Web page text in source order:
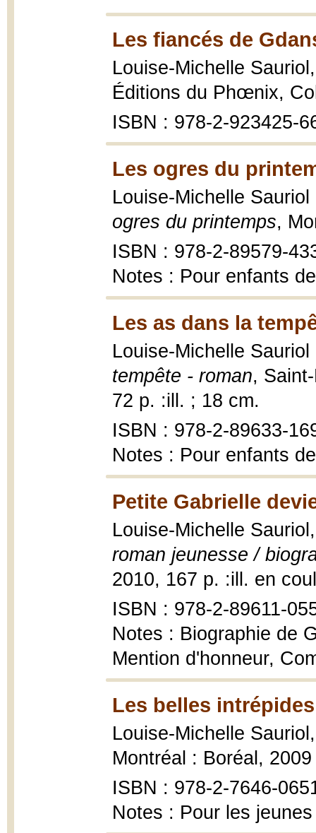
Les fiancés de
Louise-Michelle
Éditions du Phœnix,
ISBN : 978-2-923425-
Les ogres du
Louise-Michelle
ogres du printemps,
ISBN : 978-2-89579-
Notes : Pour enfants
Les as dans la
Louise-Michelle
tempête - roman,
72 p. :ill. ; 18 cm.
ISBN : 978-2-89633-
Notes : Pour enfants
Petite Gabrielle
Louise-Michelle
roman jeunesse /
2010, 167 p. :ill. en
ISBN : 978-2-89611-
Notes : Biographie de
Mention d'honneur,
Les belles
Louise-Michelle
Montréal : Boréal, 2009
ISBN : 978-2-7646-
Notes : Pour les jeunes